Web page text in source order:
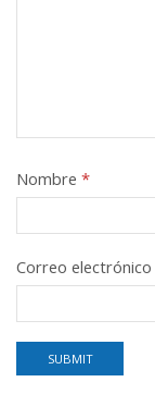
Nombre *
Correo electrónico